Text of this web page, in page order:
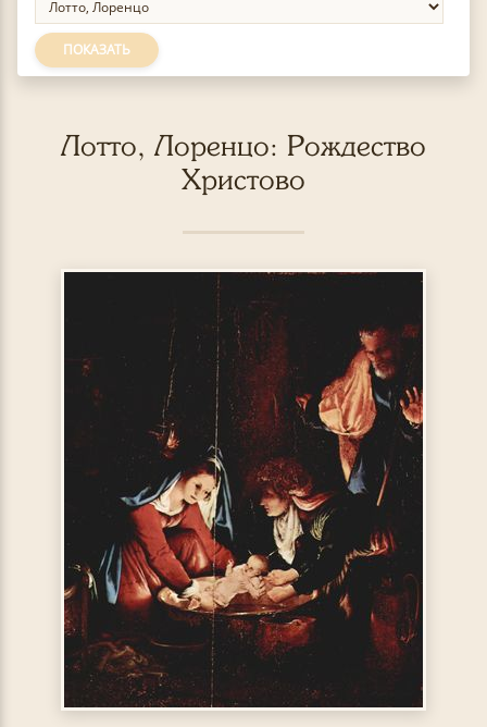
ПОКАЗАТЬ
Лотто, Лоренцо: Рождество
Христово